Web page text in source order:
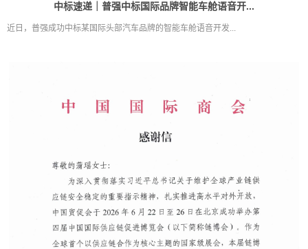
中标速递｜普强中标国际品牌智能车舱语音开...
近日，普强成功中标某国际头部汽车品牌的智能车舱语音开发...